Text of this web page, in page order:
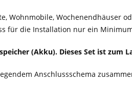
Wohnmobile, Wochenendhäuser
für die Installation nur ein
(Akku). Dieses Set ist zum
Anschlussschema